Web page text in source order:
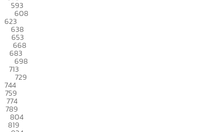
593
608
623
638
653
668
683
698
713
729
744
759
774
789
804
819